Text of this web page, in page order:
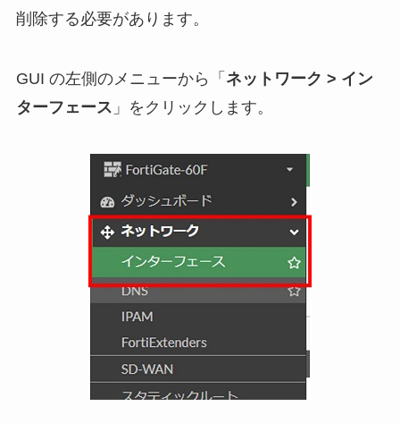
削除する必要があります。
GUI の左側のメニューから「 ネットワーク > イン
ターフェース 」をクリックします。